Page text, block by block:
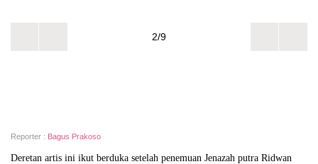
2/9
Reporter : Bagus Prakoso
Deretan artis ini ikut berduka setelah penemuan Jenazah putra Ridwan